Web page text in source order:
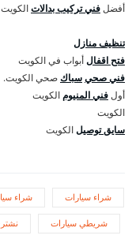
أفضلفني تركيب بدالاتالكويت
تنظيف منازل
فتح اقفالأبواب في الكويت
فني صحيسباك صحي الكويت.
أولفني المنيومالكويت
الكويت
سايق توصيلالكويت
شراء سيارات شراء
شريطي سيارات